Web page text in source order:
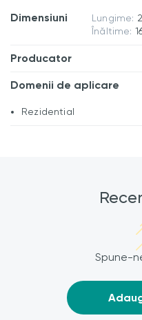
Dimensiuni Lungime:
Înăltime:
Producator
Domenii de aplicare
Rezidential
Spune-